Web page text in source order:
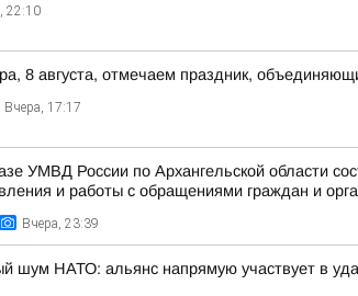
22:10
8 августа, отмечаем праздник,
Вчера, 17:17
УМВД России по Архангельской области
и работы с обращениями граждан и
Вчера, 23:39
шум НАТО: альянс напрямую участвует в